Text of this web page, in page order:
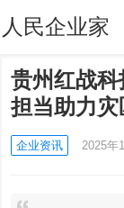
人民企业家
贵州红战
担当助力
企业资讯 2025年